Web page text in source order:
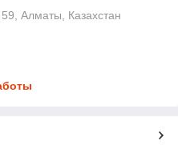
Алматы, Казахстан